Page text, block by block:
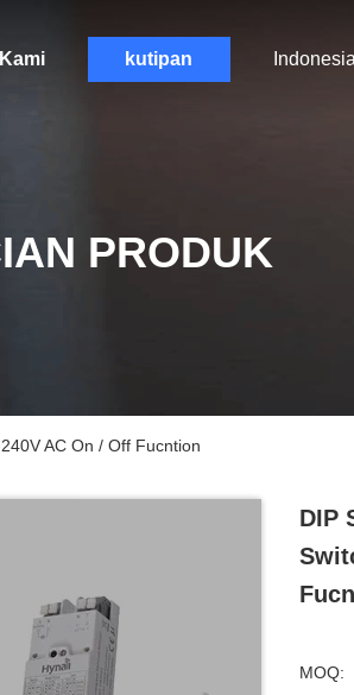
kutipan
PRODUK
AC On / Off Fucntion
DIP
MOQ: